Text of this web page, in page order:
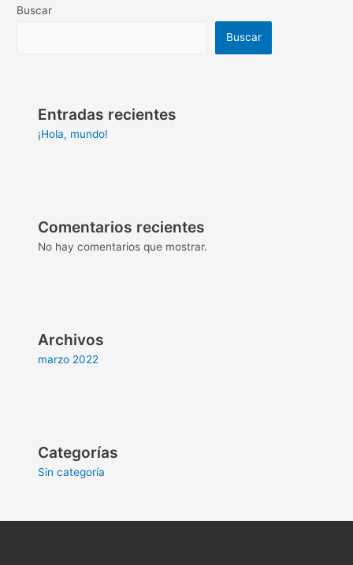
Buscar
Buscar
Entradas recientes
¡Hola, mundo!
Comentarios recientes
No hay comentarios que mostrar.
Archivos
marzo 2022
Categorías
Sin categoría